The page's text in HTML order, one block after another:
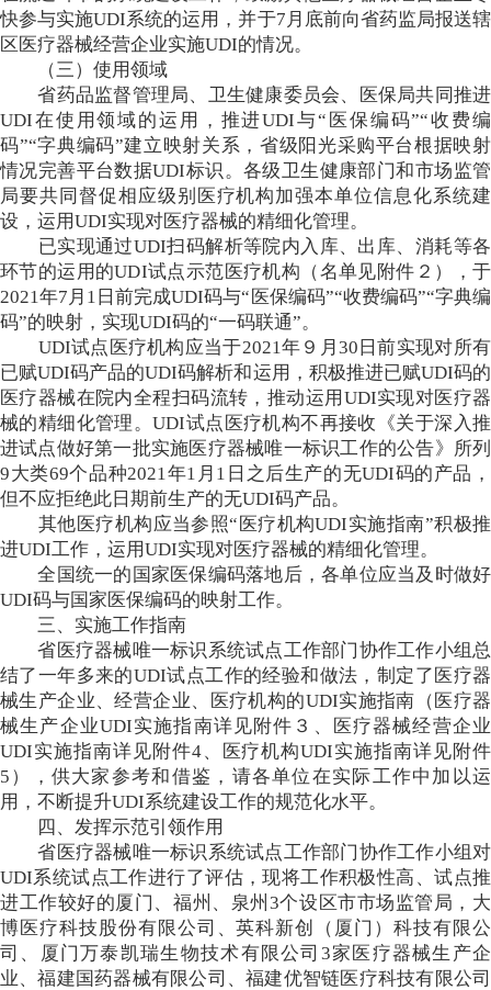
快参与实施UDI系统的运用，并于7月底前向省药监局报送辖
区医疗器械经营企业实施UDI的情况。
（三）使用领域
省药品监督管理局、卫生健康委员会、医保局共同推进
UDI在使用领域的运用，推进UDI与“医保编码”“收费编
码”“字典编码”建立映射关系，省级阳光采购平台根据映射
情况完善平台数据UDI标识。各级卫生健康部门和市场监管
局要共同督促相应级别医疗机构加强本单位信息化系统建
设，运用UDI实现对医疗器械的精细化管理。
已实现通过UDI扫码解析等院内入库、出库、消耗等各
环节的运用的UDI试点示范医疗机构（名单见附件２），于
2021年7月1日前完成UDI码与“医保编码”“收费编码”“字典编
码”的映射，实现UDI码的“一码联通”。
UDI试点医疗机构应当于2021年９月30日前实现对所有
已赋UDI码产品的UDI码解析和运用，积极推进已赋UDI码的
医疗器械在院内全程扫码流转，推动运用UDI实现对医疗器
械的精细化管理。UDI试点医疗机构不再接收《关于深入推
进试点做好第一批实施医疗器械唯一标识工作的公告》所列
9大类69个品种2021年1月1日之后生产的无UDI码的产品，
但不应拒绝此日期前生产的无UDI码产品。
其他医疗机构应当参照“医疗机构UDI实施指南”积极推
进UDI工作，运用UDI实现对医疗器械的精细化管理。
全国统一的国家医保编码落地后，各单位应当及时做好
UDI码与国家医保编码的映射工作。
三、实施工作指南
省医疗器械唯一标识系统试点工作部门协作工作小组总
结了一年多来的UDI试点工作的经验和做法，制定了医疗器
械生产企业、经营企业、医疗机构的UDI实施指南（医疗器
械生产企业UDI实施指南详见附件３、医疗器械经营企业
UDI实施指南详见附件4、医疗机构UDI实施指南详见附件
5），供大家参考和借鉴，请各单位在实际工作中加以运
用，不断提升UDI系统建设工作的规范化水平。
四、发挥示范引领作用
省医疗器械唯一标识系统试点工作部门协作工作小组对
UDI系统试点工作进行了评估，现将工作积极性高、试点推
进工作较好的厦门、福州、泉州3个设区市市场监管局，大
博医疗科技股份有限公司、英科新创（厦门）科技有限公
司、厦门万泰凯瑞生物技术有限公司3家医疗器械生产企
业、福建国药器械有限公司、福建优智链医疗科技有限公司